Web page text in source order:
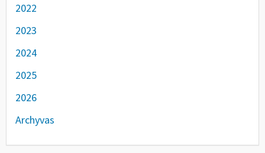
2022
2023
2024
2025
2026
Archyvas